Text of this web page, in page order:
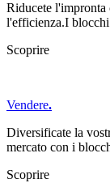
Riducete l'impronta
l'efficienza.I
Scoprire
Vendere.
Diversificate la
mercato con i
Scoprire